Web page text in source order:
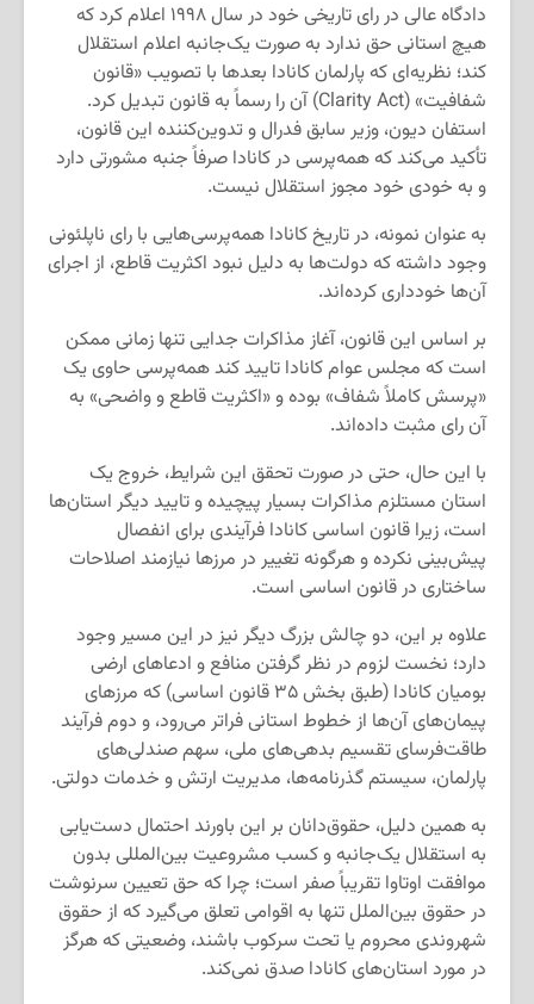
دادگاه عالی در رای تاریخی خود در سال ۱۹۹۸ اعلام کرد که
هیچ استانی حق ندارد به صورت یک‌جانبه اعلام استقلال
کند؛ نظریه‌ای که پارلمان کانادا بعدها با تصویب «قانون
شفافیت» (Clarity Act) آن را رسماً به قانون تبدیل کرد.
استفان دیون، وزیر سابق فدرال و تدوین‌کننده این قانون،
تأکید می‌کند که همه‌پرسی در کانادا صرفاً جنبه مشورتی دارد
و به خودی خود مجوز استقلال نیست.
به عنوان نمونه، در تاریخ کانادا همه‌پرسی‌هایی با رای ناپلئونی
وجود داشته که دولت‌ها به دلیل نبود اکثریت قاطع، از اجرای
آن‌ها خودداری کرده‌اند.
بر اساس این قانون، آغاز مذاکرات جدایی تنها زمانی ممکن
است که مجلس عوام کانادا تایید کند همه‌پرسی حاوی یک
«پرسش کاملاً شفاف» بوده و «اکثریت قاطع و واضحی» به
آن رای مثبت داده‌اند.
با این حال، حتی در صورت تحقق این شرایط، خروج یک
استان مستلزم مذاکرات بسیار پیچیده و تایید دیگر استان‌ها
است، زیرا قانون اساسی کانادا فرآیندی برای انفصال
پیش‌بینی نکرده و هرگونه تغییر در مرزها نیازمند اصلاحات
ساختاری در قانون اساسی است.
علاوه بر این، دو چالش بزرگ دیگر نیز در این مسیر وجود
دارد؛ نخست لزوم در نظر گرفتن منافع و ادعاهای ارضی
بومیان کانادا (طبق بخش ۳۵ قانون اساسی) که مرزهای
پیمان‌های آن‌ها از خطوط استانی فراتر می‌رود، و دوم فرآیند
طاقت‌فرسای تقسیم بدهی‌های ملی، سهم صندلی‌های
پارلمان، سیستم گذرنامه‌ها، مدیریت ارتش و خدمات دولتی.
به همین دلیل، حقوق‌دانان بر این باورند احتمال دست‌یابی
به استقلال یک‌جانبه و کسب مشروعیت بین‌المللی بدون
موافقت اوتاوا تقریباً صفر است؛ چرا که حق تعیین سرنوشت
در حقوق بین‌الملل تنها به اقوامی تعلق می‌گیرد که از حقوق
شهروندی محروم یا تحت سرکوب باشند، وضعیتی که هرگز
در مورد استان‌های کانادا صدق نمی‌کند.